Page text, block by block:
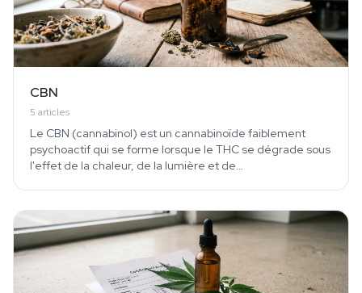
CBN
5 articles
Le CBN (cannabinol) est un cannabinoïde faiblement
psychoactif qui se forme lorsque le THC se dégrade sous
l'effet de la chaleur, de la lumière et de…